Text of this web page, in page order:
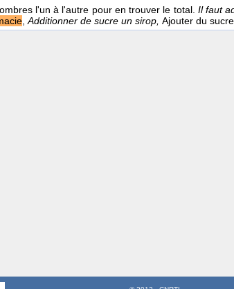
l'un à l'autre pour en trouver le total. Il faut
,Additionner de sucre un sirop, Ajouter du